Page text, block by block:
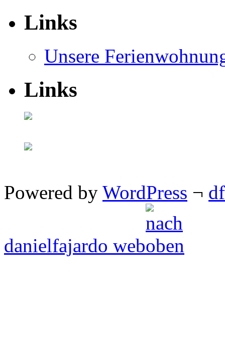
Links
Unsere
Links
Powered by WordPress ¬
danielfajardo web